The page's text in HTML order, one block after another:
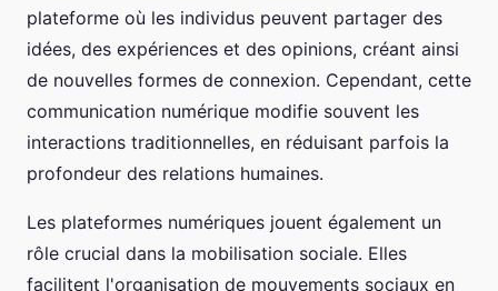
plateforme où les individus peuvent partager des
idées, des expériences et des opinions, créant ainsi
de nouvelles formes de connexion. Cependant, cette
communication numérique modifie souvent les
interactions traditionnelles, en réduisant parfois la
profondeur des relations humaines.
Les plateformes numériques jouent également un
rôle crucial dans la mobilisation sociale. Elles
facilitent l'organisation de mouvements sociaux en